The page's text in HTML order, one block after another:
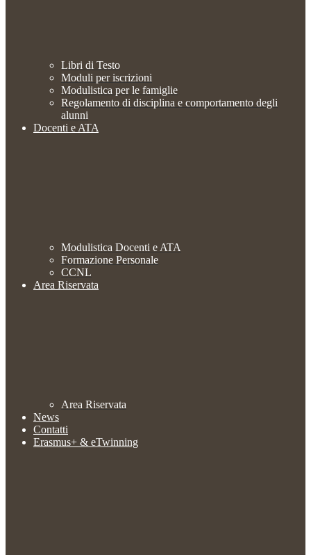
Libri di Testo
Moduli per iscrizioni
Modulistica per le famiglie
Regolamento di disciplina e comportamento degli
alunni
Docenti e ATA
Modulistica Docenti e ATA
Formazione Personale
CCNL
Area Riservata
Area Riservata
News
Contatti
Erasmus+ & eTwinning